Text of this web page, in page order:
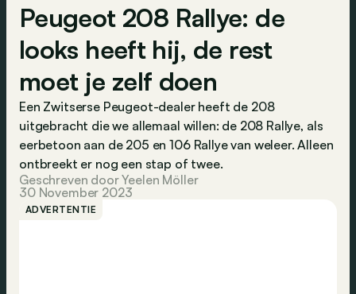
Peugeot 208 Rallye: de
looks heeft hij, de rest
moet je zelf doen
Een Zwitserse Peugeot-dealer heeft de 208
uitgebracht die we allemaal willen: de 208 Rallye, als
eerbetoon aan de 205 en 106 Rallye van weleer. Alleen
ontbreekt er nog een stap of twee.
Geschreven door Yeelen Möller
30 November 2023
ADVERTENTIE